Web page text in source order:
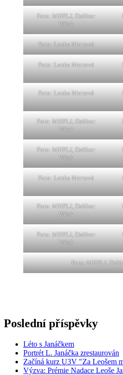
Foto: MHFLJ, Dalibor
Válek
Foto: Lenka Mertová
Foto: Lenka Mertová
Foto: Lenka Mertová
Foto: MHFLJ, Dalibor
Válek
Foto: MHFLJ, Dalibor
Válek
Foto: Lenka Mertová
Foto: MHFLJ, Dalibor
Válek
Foto: MHFLJ, Dalibor
Válek
Foto: MHFLJ,
Poslední příspěvky
Léto s Janáčkem
Portrét L. Janáčka zrestaurován
Začíná kurz U3V "Za Leošem
Výzva: Prémie Nadace Leoše